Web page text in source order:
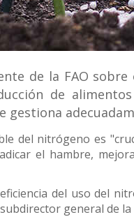
de la FAO
de
gestiona
del nitrógeno es
el hambre,
del uso del
general de la